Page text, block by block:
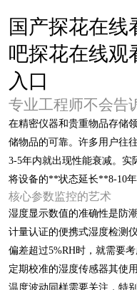
国产探花在线
吧探花在线观
入口
专业工程师不会告
在精密仪器和贵重物品存储领
储物品的可靠。许多用户
3-5年内就出现性能衰减。实
将设备的**状态延长**8-10年
核心参数监控的艺术
湿度显示数值的准确性是防潮
计量认证的便携式湿度检测仪
偏差超过5%RH时，就需要考
定期校准的湿度传感器其使用
温度波动同样需要关注，特